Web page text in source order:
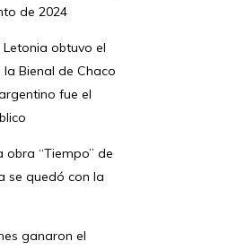
de 2024
obtuvo el
Bienal de Chaco
fue el
obra “Tiempo” de
se quedó con la
ganaron el